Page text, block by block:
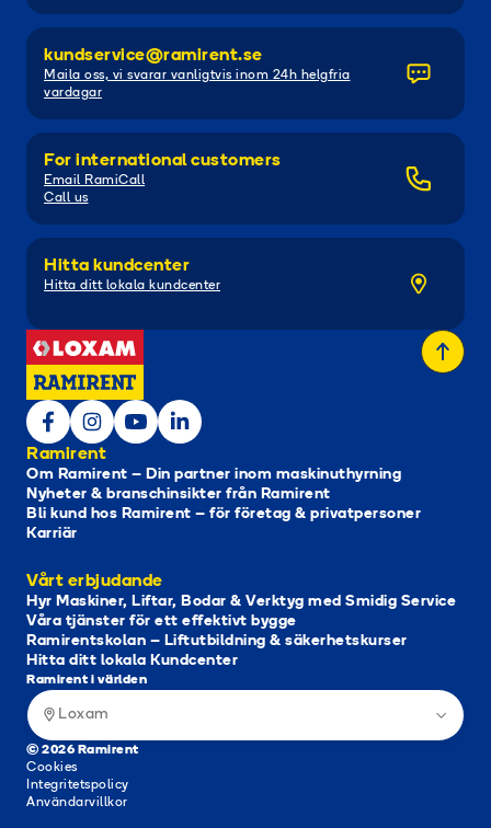
kundservice@ramirent.se
Maila oss, vi svarar vanligtvis inom 24h helgfria
vardagar
For international customers
Email RamiCall
Call us
Hitta kundcenter
Hitta ditt lokala kundcenter
Ramirent
Om Ramirent – Din partner inom maskinuthyrning
Nyheter & branschinsikter från Ramirent
Bli kund hos Ramirent – för företag & privatpersoner
Karriär
Vårt erbjudande
Hyr Maskiner, Liftar, Bodar & Verktyg med Smidig Service
Våra tjänster för ett effektivt bygge
Ramirentskolan – Liftutbildning & säkerhetskurser
Hitta ditt lokala Kundcenter
© 2026 Ramirent
Cookies
Integritetspolicy
Användarvillkor
Ramirent i världen
Loxam